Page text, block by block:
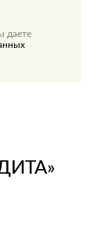
даете